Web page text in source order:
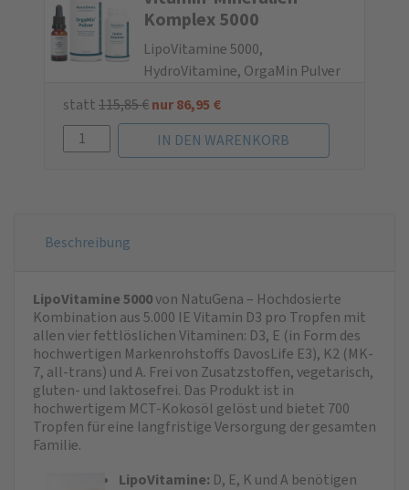
Komplex 5000
LipoVitamine 5000,
HydroVitamine, OrgaMin Pulver
statt115,85€nur86,95€
Beschreibung
LipoVitamine 5000von NatuGena – Hochdosierte
Kombination aus 5.000 IE Vitamin D3 pro Tropfen mit
allen vier fettlöslichen Vitaminen: D3, E (in Form des
hochwertigen Markenrohstoffs DavosLife E3), K2 (MK-
7, all-trans) und A. Frei von Zusatzstoffen, vegetarisch,
gluten- und laktosefrei. Das Produkt ist in
hochwertigem MCT-Kokosöl gelöst und bietet 700
Tropfen für eine langfristige Versorgung der gesamten
Familie.​
LipoVitamine: D, E, K und A benötigen